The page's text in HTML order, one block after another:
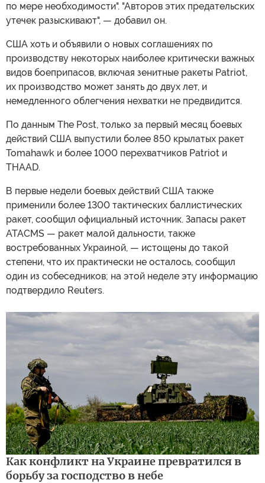
по мере необходимости". "Авторов этих предательских
утечек разыскивают", — добавил он.
США хоть и объявили о новых соглашениях по
производству некоторых наиболее критически важных
видов боеприпасов, включая зенитные ракеты Patriot,
их производство может занять до двух лет, и
немедленного облегчения нехватки не предвидится.
По данным The Post, только за первый месяц боевых
действий США выпустили более 850 крылатых ракет
Tomahawk и более 1000 перехватчиков Patriot и
THAAD.
В первые недели боевых действий США также
применили более 1300 тактических баллистических
ракет, сообщил официальный источник. Запасы ракет
ATACMS — ракет малой дальности, также
востребованных Украиной, — истощены до такой
степени, что их практически не осталось, сообщил
один из собеседников; на этой неделе эту информацию
подтвердило Reuters.
Как конфликт на Украине превратился в
борьбу за господство в небе